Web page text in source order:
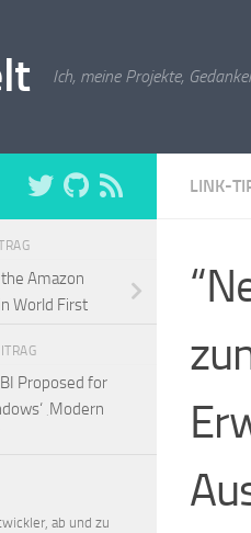
Ich, meine Projekte,
LINK-
Amazon
World First
Proposed for
‚Modern
ab und zu